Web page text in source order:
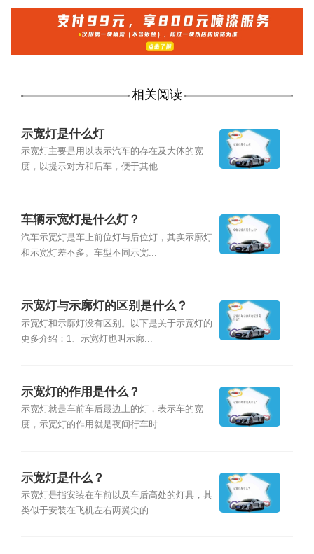
相关阅读
示宽灯是什么灯
示宽灯主要是用以表示汽车的存在及大体的宽
度，以提示对方和后车，便于其他...
车辆示宽灯是什么灯？
汽车示宽灯是车上前位灯与后位灯，其实示廓灯
和示宽灯差不多。车型不同示宽...
示宽灯与示廓灯的区别是什么？
示宽灯和示廓灯没有区别。以下是关于示宽灯的
更多介绍：1、示宽灯也叫示廓...
示宽灯的作用是什么？
示宽灯就是车前车后最边上的灯，表示车的宽
度，示宽灯的作用就是夜间行车时...
示宽灯是什么？
示宽灯是指安装在车前以及车后高处的灯具，其
类似于安装在飞机左右两翼尖的...